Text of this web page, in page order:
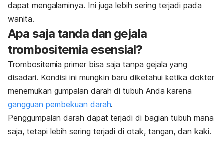
dapat mengalaminya. Ini juga lebih sering terjadi pada
wanita.
Apa saja tanda dan gejala
trombositemia esensial?
Trombositemia primer bisa saja tanpa gejala yang
disadari. Kondisi ini mungkin baru diketahui ketika dokter
menemukan gumpalan darah di tubuh Anda karena
gangguan pembekuan darah.
Penggumpalan darah dapat terjadi di bagian tubuh mana
saja, tetapi lebih sering terjadi di otak, tangan, dan kaki.